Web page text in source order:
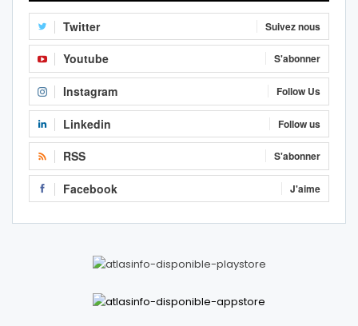
Twitter Suivez nous
Youtube S'abonner
Instagram Follow Us
Linkedin Follow us
RSS S'abonner
Facebook J'aime